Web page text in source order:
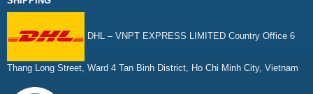
DHL – VNPT EXPRESS LIMITED Country Office 6
Thang Long Street, Ward 4 Tan Binh District, Ho Chi Minh City, Vietnam